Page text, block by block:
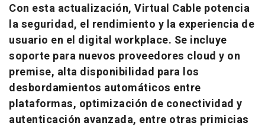
Con esta actualización, Virtual Cable potencia
la seguridad, el rendimiento y la experiencia de
usuario en el digital workplace. Se incluye
soporte para nuevos proveedores cloud y on
premise, alta disponibilidad para los
desbordamientos automáticos entre
plataformas, optimización de conectividad y
autenticación avanzada, entre otras primicias